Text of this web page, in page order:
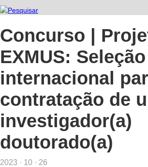
Concurso |
EXMUS: Seleção
internacional
contratação de
investigador(a)
doutorado(a)
2023 · 10 · 26